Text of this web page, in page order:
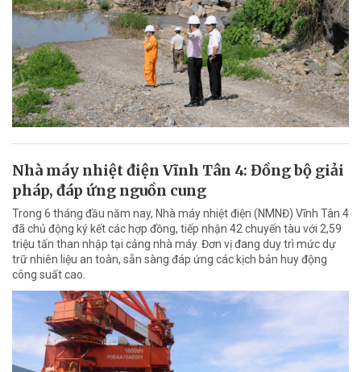
Nhà máy nhiệt điện Vĩnh Tân 4: Đồng bộ giải
pháp, đáp ứng nguồn cung
Trong 6 tháng đầu năm nay, Nhà máy nhiệt điện (NMNĐ) Vĩnh Tân 4
đã chủ động ký kết các hợp đồng, tiếp nhận 42 chuyến tàu với 2,59
triệu tấn than nhập tại cảng nhà máy. Đơn vị đang duy trì mức dự
trữ nhiên liệu an toàn, sẵn sàng đáp ứng các kịch bản huy động
công suất cao.